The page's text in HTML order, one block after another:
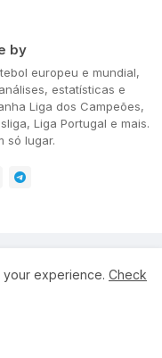
by
europeu e mundial,
estatísticas e
Liga dos Campeões,
Liga Portugal e mais.
só lugar.
experience. Check